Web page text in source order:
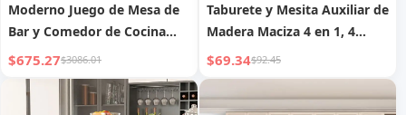
Moderno Juego de Mesa de
Bar y Comedor de Cocina
con 3 Taburetes, Fácil
Montaje
$675.27$3086.01
Taburete y Mesita Auxiliar de
Madera Maciza 4 en 1, 4
Taburetes de Nogal, Mesa de
Café Ahorradora de Espacio
para Hogar Pequeño,
$69.34$92.45